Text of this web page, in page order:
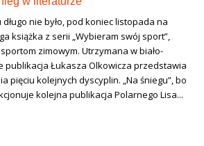
nie było, pod koniec listopada na
książka z serii „Wybieram swój sport”,
zimowym. Utrzymana w biało-
publikacja Łukasza Olkowicza przedstawia
pięciu kolejnych dyscyplin. „Na śniegu”, bo
kolejna publikacja Polarnego Lisa...